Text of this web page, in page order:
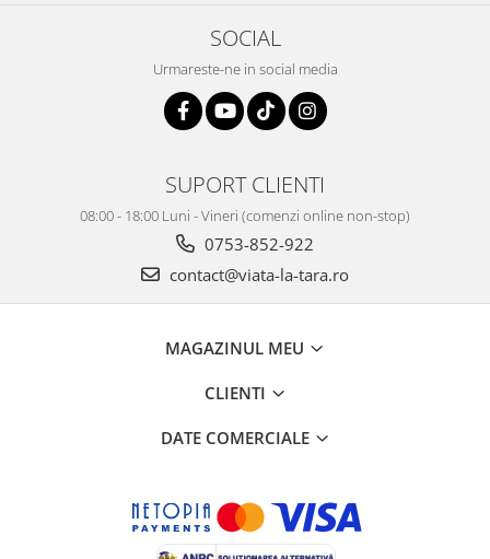
SOCIAL
Urmareste-ne in social media
SUPORT CLIENTI
08:00 - 18:00 Luni - Vineri (comenzi online non-stop)
0753-852-922
contact@viata-la-tara.ro
MAGAZINUL MEU
CLIENTI
DATE COMERCIALE